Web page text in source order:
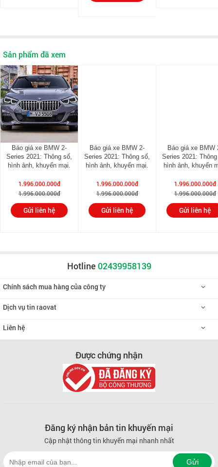
Sản phẩm đã xem
Báo giá xe BMW 2-
Series 2021: Thông số,
hình ảnh, khuyến mại.
1.996.000.000đ
1.996.000.000đ
Gửi liên hệ
Báo giá xe BMW 2-
Series 2021: Thông số,
hình ảnh, khuyến mại.
1.996.000.000đ
1.996.000.000đ
Gửi liên hệ
Báo giá xe BMW
Series 2021:
hình ảnh, khuyến
1.996.000.000đ
1.996.000.000đ
Gửi liên hệ
Hotline 02439958139
Chính sách mua hàng của công ty
Dịch vụ tin raovat
Liên hệ
Được chứng nhận
Đăng ký nhận bản tin khuyến mại
Cập nhật thông tin khuyến mại nhanh nhất
Gửi